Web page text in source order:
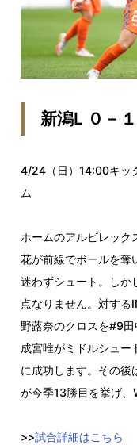
新潟L ０－
4/24（日）14:00キッ
ム
ホームのアルビレッ
花が前線でボールを奪
迷わずシュート。しか
点なりません。対す
野蕗奈のクロスを#9
成宮唯がミドルシュー
に成功します。その後
が今季13勝目を挙げ、
>>試合詳細はこちら